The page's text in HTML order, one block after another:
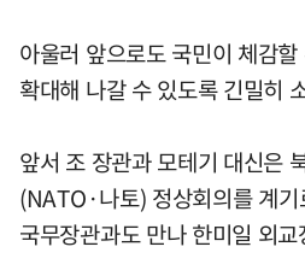
아울러 앞으로도 국민이 체감
확대해 나갈 수 있도록 긴밀히
앞서 조 장관과 모테기 대신은
(NATO·나토) 정상회의를 계
국무장관과도 만나 한미일 외